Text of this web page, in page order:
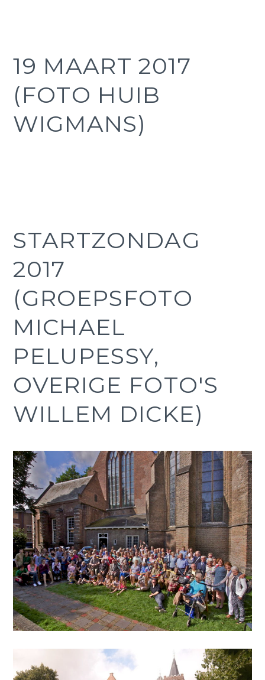
19 MAART 2017
(FOTO HUIB
WIGMANS)
STARTZONDAG
2017
(GROEPSFOTO
MICHAEL
PELUPESSY,
OVERIGE FOTO'S
WILLEM DICKE)